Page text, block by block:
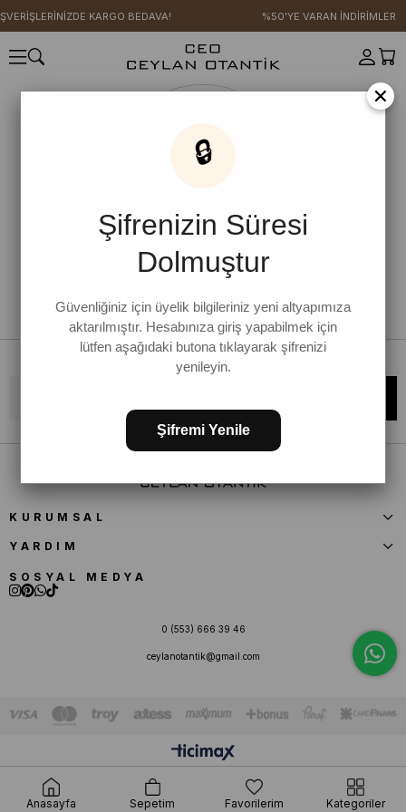
KARGO BEDAVA! %50'YE VARAN İNDİRİMLER
Bültene kaydolun, kampanya ve yenilikleri kaçırmayın!
KURUMSAL
YARDIM
SOSYAL MEDYA
0 (553) 666 39 46
ceylanotantik@gmail.com
×
🔒
Şifrenizin Süresi
Dolmuştur
Güvenliğiniz için üyelik bilgileriniz yeni altyapımıza
aktarılmıştır. Hesabınıza giriş yapabilmek için
lütfen aşağıdaki butona tıklayarak şifrenizi
yenileyin.
Şifremi Yenile
Anasayfa Sepetim Favorilerim Kategoriler